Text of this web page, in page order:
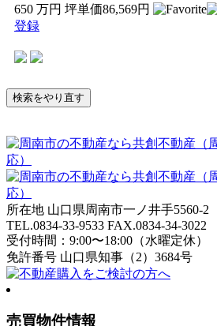
650 万円 坪単価86,569円
登録
所在地 山口県周南市一ノ井手5560-2
TEL.0834-33-9533 FAX.0834-34-3022
受付時間：9:00〜18:00（水曜定休）
免許番号 山口県知事（2）3684号
売買物件情報